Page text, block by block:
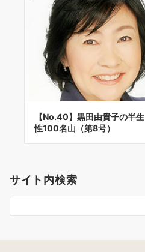
【No.40】黒田由貴子の半
性100名山（第8号）
サイト内検索